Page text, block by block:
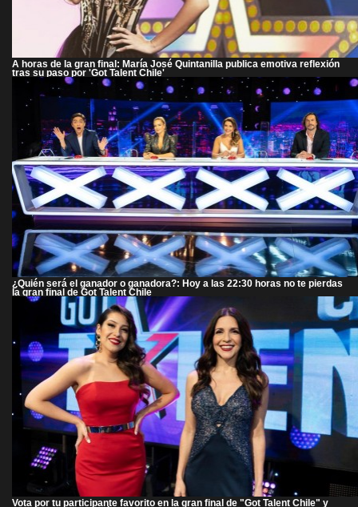
A horas de la gran final: María José Quintanilla publica emotiva reflexión
tras su paso por 'Got Talent Chile'
¿Quién será el ganador o ganadora?: Hoy a las 22:30 horas no te pierdas
la gran final de Got Talent Chile
Vota por tu participante favorito en la gran final de "Got Talent Chile" y